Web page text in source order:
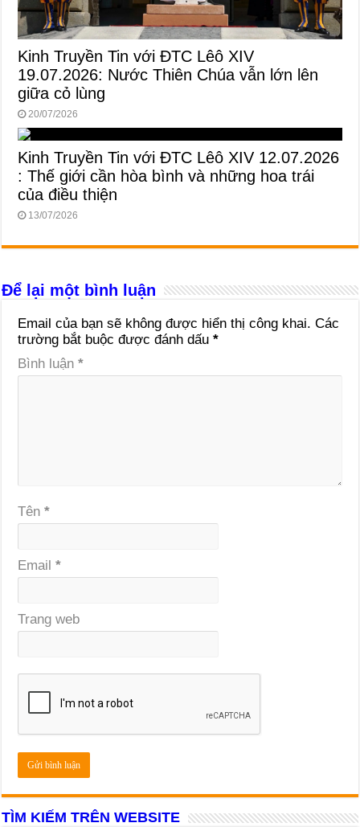
Kinh Truyền Tin với ĐTC Lêô XIV
19.07.2026: Nước Thiên Chúa vẫn lớn lên
giữa cỏ lùng
20/07/2026
Kinh Truyền Tin với ĐTC Lêô XIV 12.07.2026
: Thế giới cần hòa bình và những hoa trái
của điều thiện
13/07/2026
Để lại một bình luận
Email của bạn sẽ không được hiển thị công khai. Các
trường bắt buộc được đánh dấu*
Bình luận*
Tên*
Email*
Trang web
TÌM KIẾM TRÊN WEBSITE